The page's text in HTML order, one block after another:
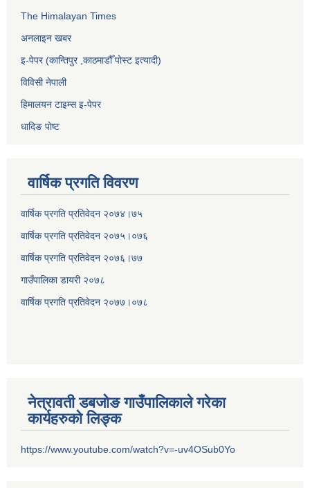
The Himalayan Times
अनलाइन खबर
इ-पेपर (कान्तिपुर ,काठमाडौँ पोस्ट इत्यादी)
विविसी नेपाली
हिमालयन टाइम्स इ-पेपर
धादिङ पाेष्ट
वार्षिक प्रगति विवरण
वार्षिक प्रगति प्रतिवेदन २०७४।७५
वार्षिक प्रगति प्रतिवेदन २०७५।०७६
वार्षिक प्रगति प्रतिवेदन २०७६।७७
गाउँपालिका डायरी २०७८
वार्षिक प्रगति प्रतिवेदन २०७७।०७८
नेत्रावती डबजोङ गाउँपालिकाले गरेका
कार्यहरुको लिङ्क
https://www.youtube.com/watch?v=-uv4OSub0Yo